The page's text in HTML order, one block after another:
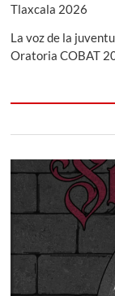
Tlaxcala 2026
La voz de la
Oratoria COBAT